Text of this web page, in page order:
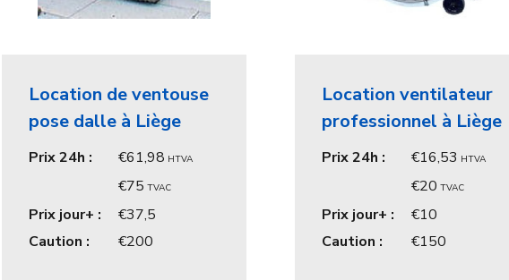
Location de ventouse
pose dalle à Liège
Prix 24h : 61,98 HTVA
75 TVAC
Prix jour+ :
37,5
Caution :
200
Location ventilateur
professionnel à Liège
Prix 24h : 16,53 HTVA
20 TVAC
Prix jour+ :
10
Caution :
150